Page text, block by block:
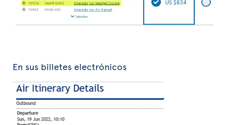
En sus billetes electrónicos